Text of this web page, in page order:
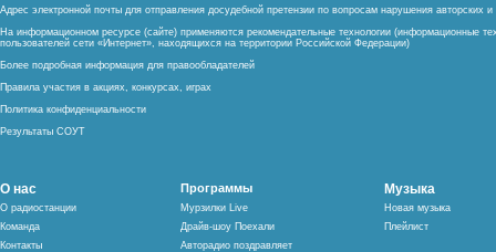
Адрес электронной почты для отправления досудебной претензии по вопросам нарушения авторских
На информационном ресурсе (сайте) применяются рекомендательные технологии (информационные
пользователей сети «Интернет», находящихся на территории Российской Федерации)
Более подробная информация для правообладателей
Правила участия в акциях, конкурсах, играх
Политика конфиденциальности
Результаты СОУТ
О нас
О радиостанции
Команда
Контакты
Программы
Мурзилки Live
Драйв-шоу Поехали
Авторадио поздравляет
Музыка
Новая музыка
Плейлист